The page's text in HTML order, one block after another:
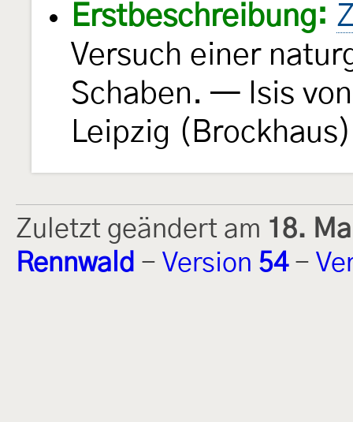
Erstbeschreibung:
Versuch einer
Schaben. — Isis
Leipzig
Zuletzt geändert am 18.
Rennwald - Version 54-